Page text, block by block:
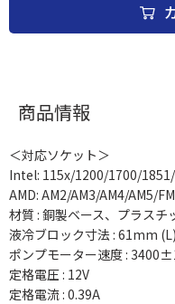
商品情報
＜対応ソケット＞
Intel: 115x/1200/1700/
AMD: AM2/AM3/AM4/AM5/
材質 : 銅製ベース、プラスチ
液冷ブロック寸法 : 61mm
ポンプモーター速度 :
定格電圧 : 12V
定格電流 : 0.39A